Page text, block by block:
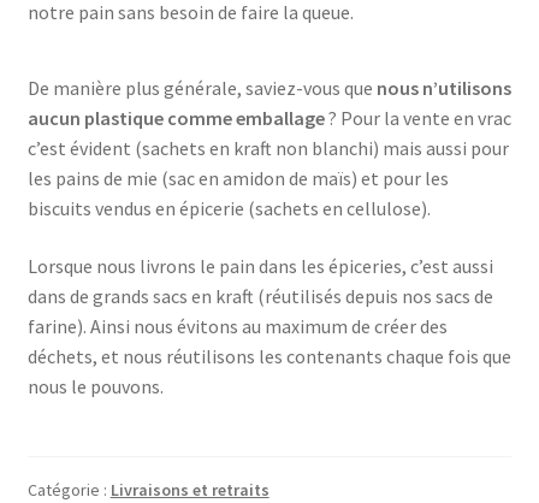
notre pain sans besoin de faire la queue.
De manière plus générale, saviez-vous que nous n’utilisons
aucun plastique comme emballage? Pour la vente en vrac
c’est évident (sachets en kraft non blanchi) mais aussi pour
les pains de mie (sac en amidon de maïs) et pour les
biscuits vendus en épicerie (sachets en cellulose).
Lorsque nous livrons le pain dans les épiceries, c’est aussi
dans de grands sacs en kraft (réutilisés depuis nos sacs de
farine). Ainsi nous évitons au maximum de créer des
déchets, et nous réutilisons les contenants chaque fois que
nous le pouvons.
Catégorie : Livraisons et retraits